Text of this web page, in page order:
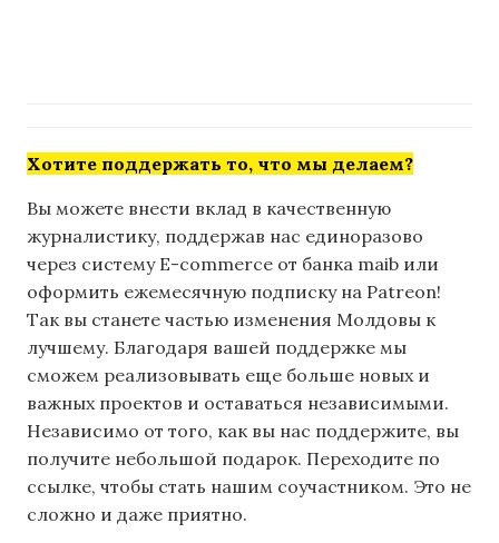
Хотите поддержать то, что мы делаем?
Вы можете внести вклад в качественную
журналистику, поддержав нас единоразово
через систему E-commerce от банка maib или
оформить ежемесячную подписку на Patreon!
Так вы станете частью изменения Молдовы к
лучшему. Благодаря вашей поддержке мы
сможем реализовывать еще больше новых и
важных проектов и оставаться независимыми.
Независимо от того, как вы нас поддержите, вы
получите небольшой подарок. Переходите по
ссылке, чтобы стать нашим соучастником. Это не
сложно и даже приятно.